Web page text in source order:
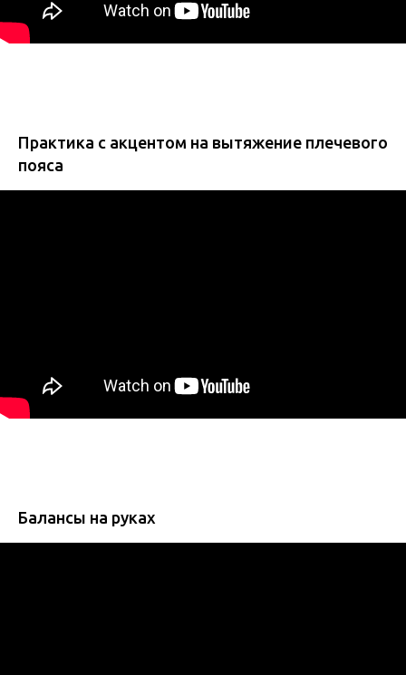
Практика с акцентом на вытяжение плечевого
пояса
Балансы на руках